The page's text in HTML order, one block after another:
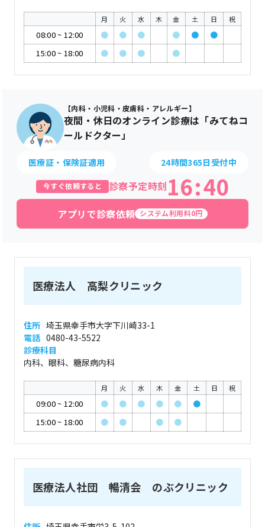
月 火 水 木 金 土 日 祝
08:00~ 12:00 ● ● ● ● ●
●
15:00~ 18:00 ● ● ● ●
【内科・小児科・皮膚科・アレルギー】
夜間・休日のオンライン診療は「みてねコ
ールドクター」
医療証・保険証適用 24時間365日受付中
今すぐ依頼すると 診察予定時刻16:40
アプリで診察依頼 システム利用料0円
医療法人 高梨クリニック
住所 埼玉県幸手市大字下川崎33-1
電話 0480-43-5522
診療科目
内科、眼科、糖尿病内科
月 火 水 木 金 土 日 祝
09:00~ 12:00 ● ● ● ● ●
●
15:00~ 18:00 ● ● ● ●
医療法人社団 暢清会 のぶクリニック